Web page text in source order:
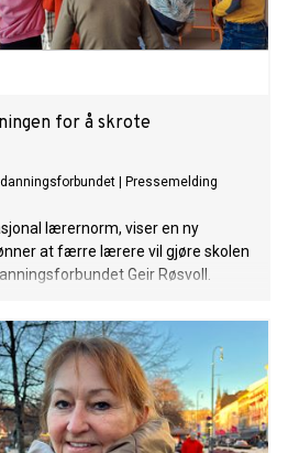
for å skrote
Pressemelding
lærernorm, viser en ny
at færre lærere vil gjøre skolen
Geir Røsvoll.